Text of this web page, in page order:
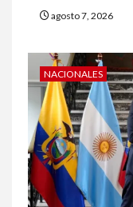
agosto 7, 2026
NACIONALES